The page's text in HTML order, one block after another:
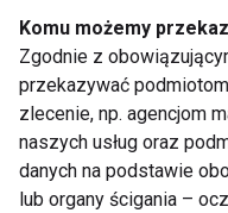
BÓL ZDROWIE
Ból
Komu możemy
Zgodnie z
przekazywać
zlecenie, np. agencjom
naszych usług oraz
danych na podstawie
lub organy ścigania –